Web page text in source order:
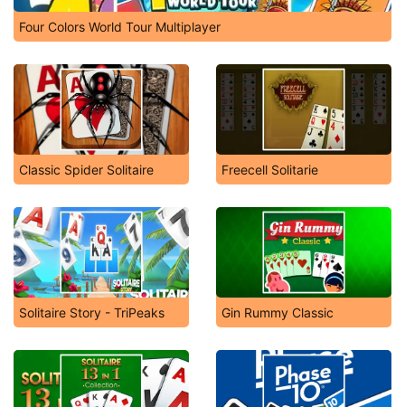
Four Colors World Tour Multiplayer
Classic Spider Solitaire Freecell Solitarie
Solitaire Story - TriPeaks Gin Rummy Classic